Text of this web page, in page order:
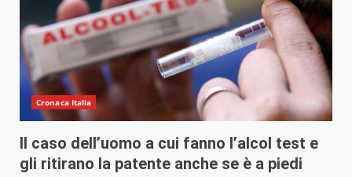
Cronaca Italia
Il caso dell’uomo a cui fanno l’alcol test e
gli ritirano la patente anche se è a piedi